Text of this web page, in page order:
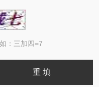
：三加四=7